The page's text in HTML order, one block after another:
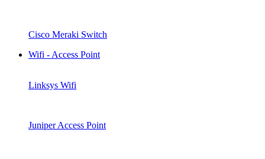
Cisco Meraki Switch
Wifi - Access Point
Linksys Wifi
Juniper Access Point